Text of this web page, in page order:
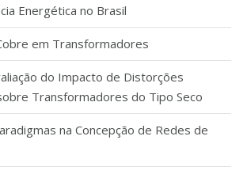
Energética no Brasil
em Transformadores
do Impacto de Distorções
Transformadores do Tipo Seco
na Concepção de Redes de